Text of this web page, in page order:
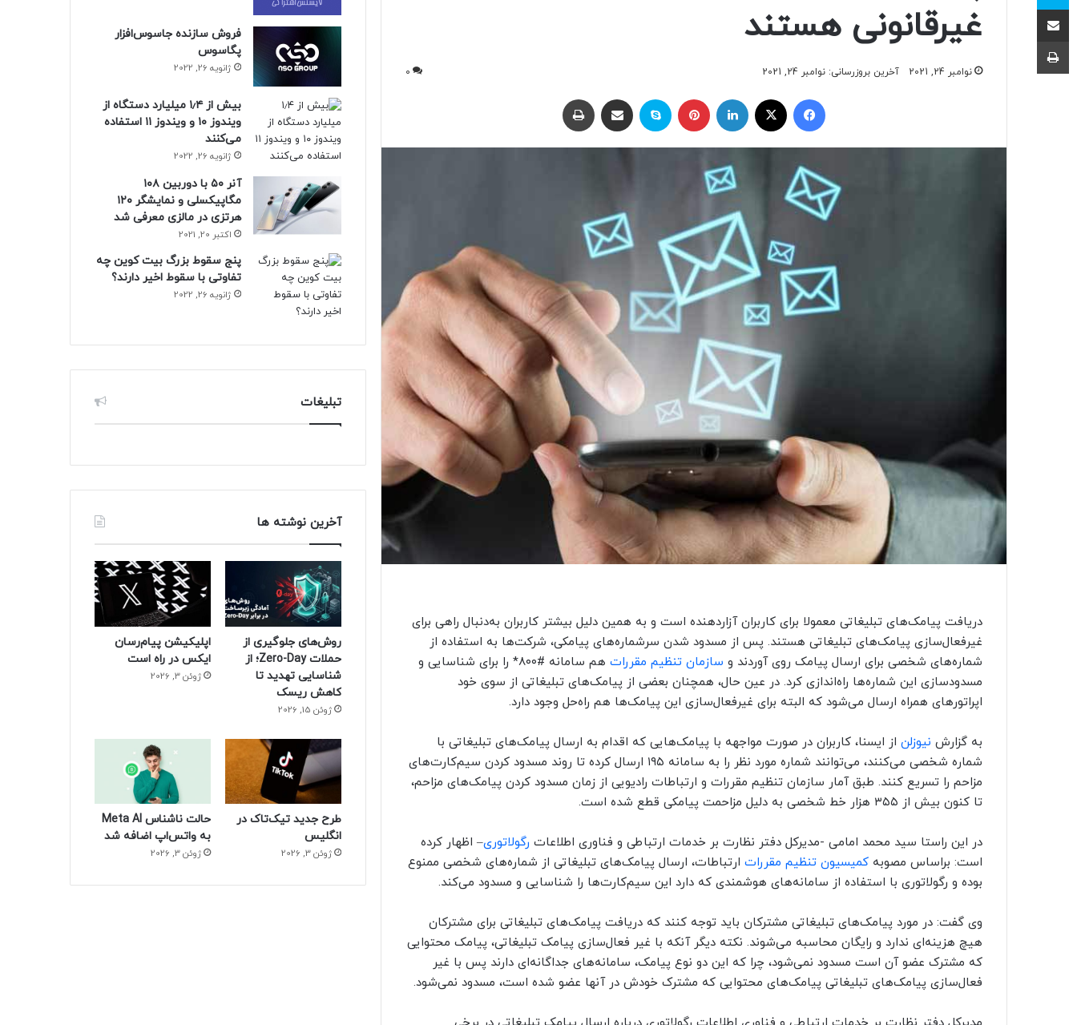
غیرقانونی هستند
نوامبر 24, 2021 آخرین بروزرسانی: نوامبر 24, 2021 0
ایکس
دریافت پیامک‌های تبلیغاتی معمولا برای کاربران آزاردهنده است و به همین دلیل بیشتر کاربران به‌دنبال راهی برای
غیرفعال‌سازی پیامک‌های تبلیغاتی هستند. پس از مسدود شدن سرشماره‌های پیامکی، شرکت‌ها به استفاده از
شماره‌های شخصی برای ارسال پیامک روی آوردند و سازمان تنظیم مقررات
هم سامانه #۸۰۰* را برای شناسایی و
مسدودسازی این شماره‌ها راه‌اندازی کرد. در عین حال، همچنان بعضی از پیامک‌های تبلیغاتی از سوی خود
اپراتورهای همراه ارسال می‌شود که البته برای غیرفعال‌سازی این پیامک‌ها هم راه‌حل وجود دارد.
به گزارش نیوزلن از ایسنا، کاربران در صورت مواجهه با پیامک‌هایی که اقدام به ارسال پیامک‌های تبلیغاتی با
شماره شخصی می‌کنند، می‌توانند شماره مورد نظر را به سامانه ۱۹۵ ارسال کرده تا روند مسدود کردن سیم‌کارت‌های
مزاحم را تسریع کنند. طبق آمار سازمان تنظیم مقررات و ارتباطات رادیویی از زمان مسدود کردن پیامک‌های مزاحم،
تا کنون بیش از ۳۵۵ هزار خط شخصی به دلیل مزاحمت پیامکی قطع شده است.
در این راستا سید محمد امامی -مدیرکل دفتر نظارت بر خدمات ارتباطی و فناوری اطلاعات رگولاتوری– اظهار کرده
است:‌ براساس مصوبه کمیسیون تنظیم مقررات ارتباطات، ارسال پیامک‌های تبلیغاتی از شماره‌های شخصی ممنوع
بوده و رگولاتوری با استفاده از سامانه‌های هوشمندی که دارد این سیم‌کارت‌ها را شناسایی و مسدود می‌کند.
وی گفت: در مورد پیامک‌های تبلیغاتی مشترکان باید توجه کنند که دریافت پیامک‌های تبلیغاتی برای مشترکان
هیچ هزینه‌ای ندارد و رایگان محاسبه می‌شوند. نکته دیگر آنکه با غیر فعال‌سازی پیامک تبلیغاتی، پیامک محتوایی
که مشترک عضو آن است مسدود نمی‌شود، چرا که این دو نوع پیامک، سامانه‌های جداگانه‌ای دارند پس با غیر
فعال‌سازی پیامک‌های تبلیغاتی پیامک‌های محتوایی که مشترک خودش در آنها عضو شده است، مسدود نمی‌شود.
فروش سازنده جاسوس‌افزار
پگاسوس
ژانویه 26, 2022
بیش از ۱٫۴ میلیارد دستگاه از
ویندوز ۱۰ و ویندوز ۱۱ استفاده
می‌کنند
ژانویه 26, 2022
آنر ۵۰ با دوربین ۱۰۸
مگاپیکسلی و نمایشگر ۱۲۰
هرتزی در مالزی معرفی شد
اکتبر 20, 2021
پنج سقوط بزرگ بیت کوین چه
تفاوتی با سقوط اخیر دارند؟
ژانویه 26, 2022
تبلیغات
آخرین نوشته ها
روش‌های جلوگیری از
حملات Zero-Day؛ از
شناسایی تهدید تا
کاهش ریسک
ژوئن 15, 2026
اپلیکیشن پیام‌رسان
ایکس در راه است
ژوئن 3, 2026
طرح جدید تیک‌تاک در
انگلیس
ژوئن 3, 2026
حالت ناشناس Meta AI
به واتس‌اپ اضافه شد
ژوئن 3, 2026